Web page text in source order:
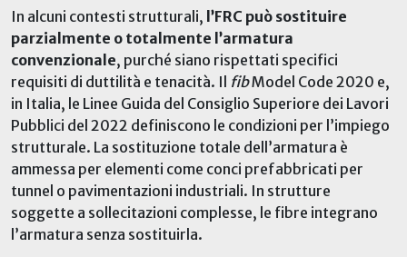
In alcuni contesti strutturali, l’FRC può sostituire
parzialmente o totalmente l’armatura
convenzionale, purché siano rispettati specifici
requisiti di duttilità e tenacità. Il fibModel Code 2020 e,
in Italia, le Linee Guida del Consiglio Superiore dei Lavori
Pubblici del 2022 definiscono le condizioni per l’impiego
strutturale. La sostituzione totale dell’armatura è
ammessa per elementi come conci prefabbricati per
tunnel o pavimentazioni industriali. In strutture
soggette a sollecitazioni complesse, le fibre integrano
l’armatura senza sostituirla.